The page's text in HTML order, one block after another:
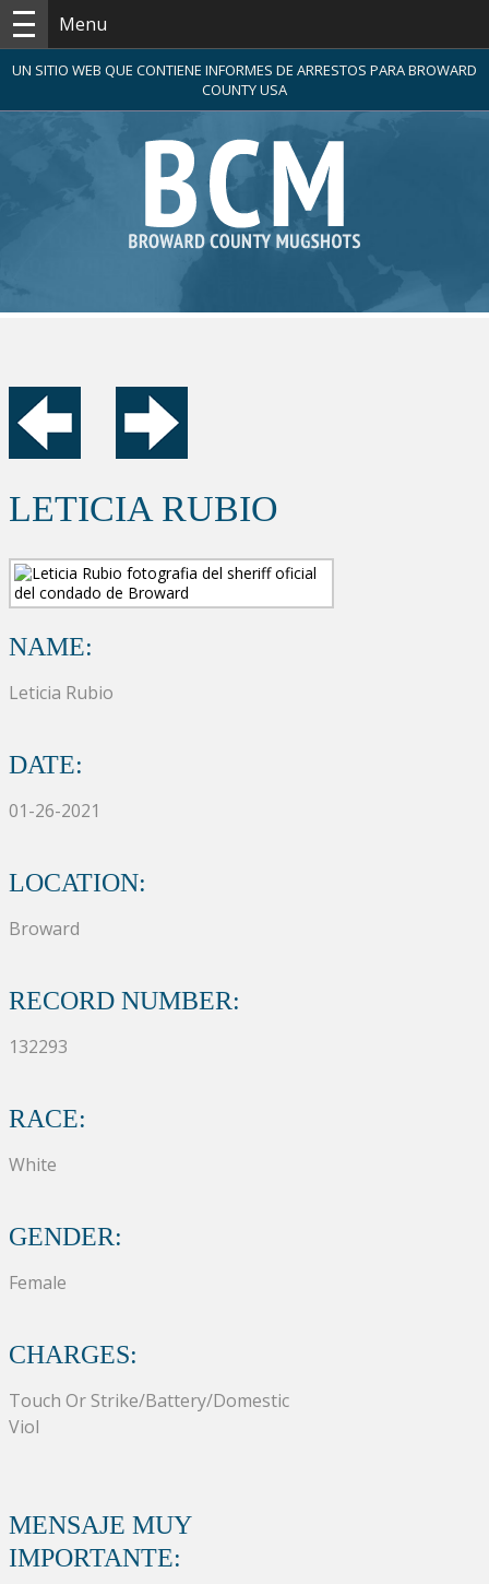
Menu
UN SITIO WEB QUE CONTIENE INFORMES DE ARRESTOS PARA BROWARD
COUNTY USA
LETICIA RUBIO
NAME:
Leticia Rubio
DATE:
01-26-2021
LOCATION:
Broward
RECORD NUMBER:
132293
RACE:
White
GENDER:
Female
CHARGES:
Touch Or Strike/Battery/Domestic
Viol
MENSAJE MUY
IMPORTANTE: